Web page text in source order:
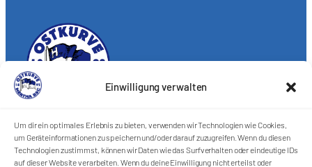
Einwilligung verwalten
Um dir ein optimales Erlebnis zu bieten, verwenden wir Technologien wie Cookies,
um Geräteinformationen zu speichern und/oder darauf zuzugreifen. Wenn du diesen
Technologien zustimmst, können wir Daten wie das Surfverhalten oder eindeutige IDs
auf dieser Website verarbeiten. Wenn du deine Einwilligung nicht erteilst oder
Förderkreis Ostkurve e.V.
Sei ein Teil des Ganzen!